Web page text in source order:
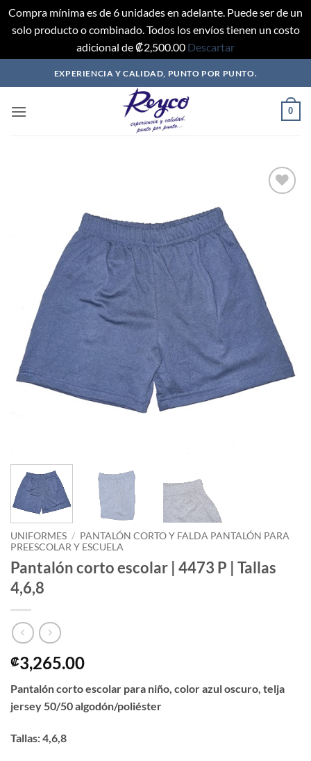
Compra mínima es de 6 unidades en adelante. Puede ser de un
solo producto o combinado. Todos los envíos tienen un costo
adicional de ₡2,500.00 Descartar
al
EXPERIENCIA Y CALIDAD, PUNTO POR PUNTO.
0
UNIFORMES / PANTALÓN CORTO Y FALDA PANTALÓN PARA
PREESCOLAR Y ESCUELA
Pantalón corto escolar | 4473 P | Tallas
4,6,8
₡3,265.00
Pantalón corto escolar para niño, color azul oscuro, telja
jersey 50/50 algodón/poliéster
Tallas: 4,6,8